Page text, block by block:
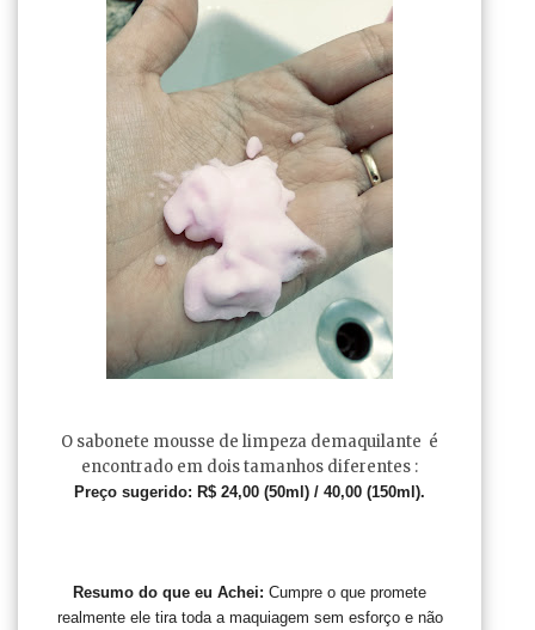
O sabonete mousse de limpeza demaquilante é
encontrado em dois tamanhos diferentes :
Preço sugerido: R$ 24,00 (50ml) / 40,00 (150ml).
Resumo do que eu Achei: Cumpre o que promete
realmente ele tira toda a maquiagem sem esforço e não